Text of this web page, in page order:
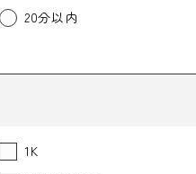
20分以内
1K